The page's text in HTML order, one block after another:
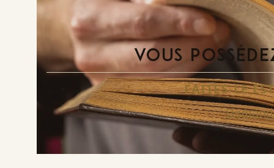
VOUS
FAITES-LE